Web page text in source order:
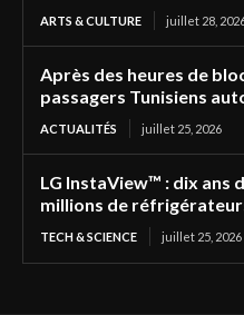
ARTS & CULTURE juillet 28,
Après des heures de
passagers Tunisiens
ACTUALITÉS juillet 25, 2026
LG InstaView™ : dix ans
millions de
TECH & SCIENCE juillet 25, 2026